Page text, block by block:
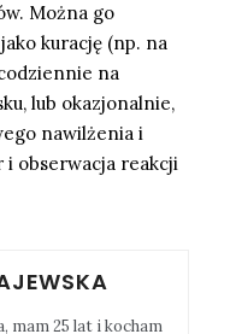
Można go
kurację (np. na
na
lub okazjonalnie,
nawilżenia i
i obserwacja reakcji
mam 25 lat i kocham